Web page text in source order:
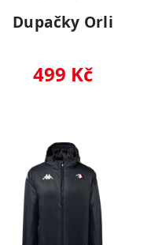
Dupačky Orli
499 Kč